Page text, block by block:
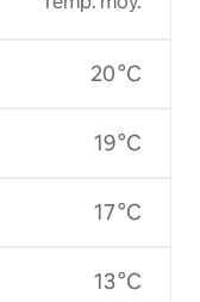
20 °C
19 °C
17 °C
13 °C